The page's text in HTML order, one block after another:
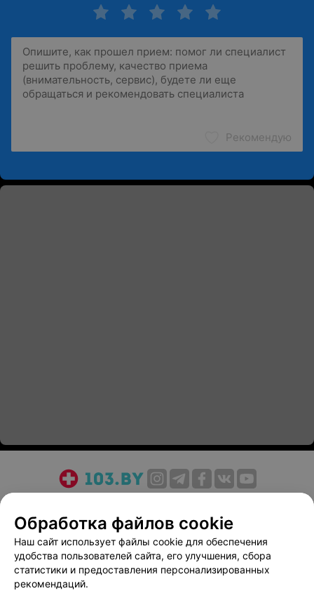
Рекомендую
Медицинский маркетинг
Публичный договор
Пользовательское соглашение
Способы оплаты
Вакансии
Партнеры
Написать руководителю 103.by
Обработка файлов cookie
Наш сайт использует файлы cookie для обеспечения
удобства пользователей сайта, его улучшения, сбора
статистики и предоставления персонализированных
рекомендаций.